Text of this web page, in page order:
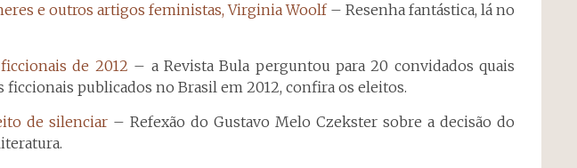
e outros artigos feministas, Virginia Woolf– Resenha fantástica, lá no
de 2012 – a Revista Bula perguntou para 20 convidados quais
publicados no Brasil em 2012, confira os eleitos.
de silenciar – Refexão do Gustavo Melo Czekster sobre a decisão do